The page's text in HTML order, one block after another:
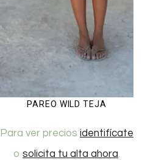
PAREO WILD TEJA
Para ver precios identifícate
o solicita tu alta ahora.